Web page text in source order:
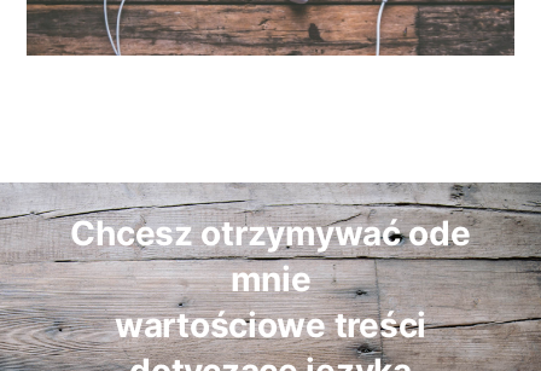
Chcesz otrzymywać ode
mnie
wartościowe treści